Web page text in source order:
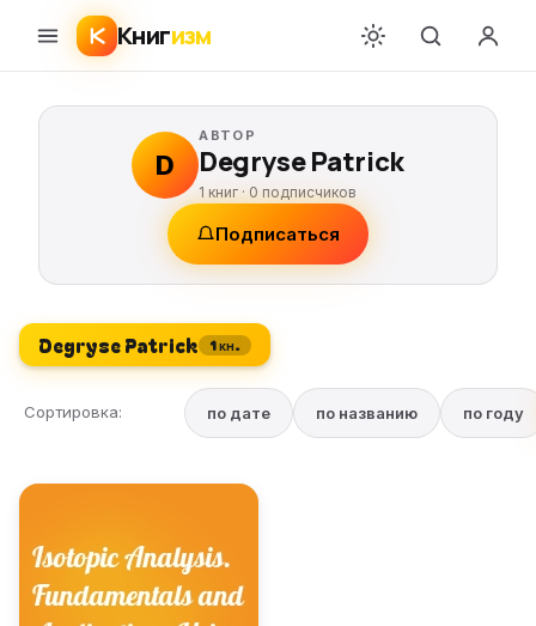
Книгизм
D
АВТОР
Degryse Patrick
1 книг ·0 подписчиков
Подписаться
Degryse Patrick 1 кн.
Сортировка: по дате по названию по году